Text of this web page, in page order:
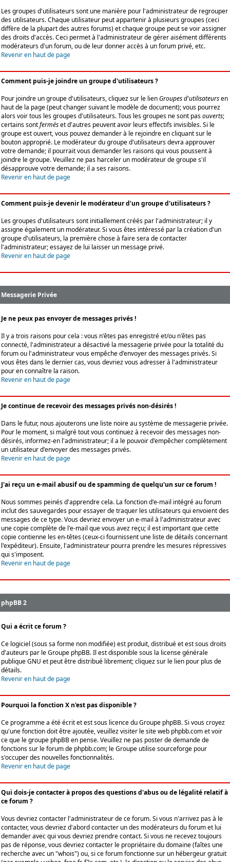
Les groupes d'utilisateurs sont une manière pour l'administrateur de regrouper
des utilisateurs. Chaque utilisateur peut appartenir à plusieurs groupes (ceci
diffère de la plupart des autres forums) et chaque groupe peut se voir assigner
des droits d'accès. Ceci permet à l'administrateur de gérer aisément différents
modérateurs d'un forum, ou de leur donner accès à un forum privé, etc.
Revenir en haut de page
Comment puis-je joindre un groupe d'utilisateurs ?
Pour joindre un groupe d'utilisateurs, cliquez sur le lienGroupes d'utilisateursen
haut de la page (peut changer suivant le modèle de document); vous pourrez
alors voir tous les groupes d'utilisateurs. Tous les groupes ne sont pasouverts;
certains sontferméset d'autres peuvent avoir leurs effectifs invisibles. Si le
groupe est ouvert, vous pouvez demander à le rejoindre en cliquant sur le
bouton approprié. Le modérateur du groupe d'utilisateurs devra approuver
votre demande; il pourrait vous demander les raisons qui vous poussent à
joindre le groupe. Veuillez ne pas harceler un modérateur de groupe s'il
désapprouve votre demande; il a ses raisons.
Revenir en haut de page
Comment puis-je devenir le modérateur d'un groupe d'utilisateurs ?
Les groupes d'utilisateurs sont initiallement créés par l'administrateur; il y
assigne également un modérateur. Si vous êtes intéressé par la création d'un
groupe d'utilisateurs, la première chose à faire sera de contacter
l'administrateur; essayez de lui laisser un message privé.
Revenir en haut de page
Messagerie Privée
Je ne peux pas envoyer de messages privés !
Il y a trois raisons pour cela : vous n'êtes pas enregistré et/ou n'êtes pas
connecté, l'administrateur a désactivé la messagerie privée pour la totalité du
forum ou l'administrateur vous empêche d'envoyer des messages privés. Si
vous êtes dans le dernier cas, vous devriez vous adresser à l'administrateur
pour en connaître la raison.
Revenir en haut de page
Je continue de recevoir des messages privés non-désirés !
Dans le futur, nous ajouterons une liste noire au système de messagerie privée.
Pour le moment, si malgré tout vous continuez à recevoir des messages non-
désirés, informez-en l'administrateur; il a le pouvoir d'empêcher complètement
un utilisateur d'envoyer des messages privés.
Revenir en haut de page
J'ai reçu un e-mail abusif ou de spamming de quelqu'un sur ce forum !
Nous sommes peinés d'apprendre cela. La fonction d'e-mail intégré au forum
inclut des sauvegardes pour essayer de traquer les utilisateurs qui envoient des
messages de ce type. Vous devriez envoyer un e-mail à l'administrateur avec
une copie complète de l'e-mail que vous avez reçu; il est important que cette
copie contienne les en-têtes (ceux-ci fournissent une liste de détails concernant
l'expéditeur). Ensuite, l'administrateur pourra prendre les mesures répressives
qui s'imposent.
Revenir en haut de page
phpBB 2
Qui a écrit ce forum ?
Ce logiciel (sous sa forme non modifiée) est produit, distribué et est sous droits
d'auteurs par leGroupe phpBB. Il est disponible sous la license générale
publique GNU et peut être distribué librement; cliquez sur le lien pour plus de
détails.
Revenir en haut de page
Pourquoi la fonction X n'est pas disponible ?
Ce programme a été écrit et est sous licence du Groupe phpBB. Si vous croyez
qu'une fonction doit être ajoutée, veuillez visiter le site web phpbb.com et voir
ce que le groupe phpBB en pense. Veuillez ne pas poster de demande de
fonctions sur le forum de phpbb.com; le Groupe utilise sourceforge pour
s'occuper des nouvelles fonctionnalités.
Revenir en haut de page
Qui dois-je contacter à propos des questions d'abus ou de légalité relatif à
ce forum ?
Vous devriez contacter l'administrateur de ce forum. Si vous n'arrivez pas à le
contacter, vous devriez d'abord contacter un des modérateurs du forum et lui
demander avec qui vous devriez prendre contact. Si vous ne recevez toujours
pas de réponse, vous devriez contacter le propriétaire du domaine (faîtes une
recherche avec un "whois") ou, si ce forum fonctionne sur un hébergeur gratuit